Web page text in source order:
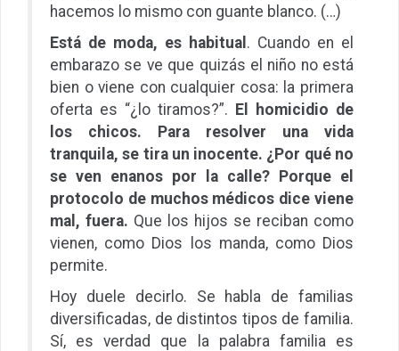
hacemos lo mismo con guante blanco. (…)
Está de moda, es habitual . Cuando en el
embarazo se ve que quizás el niño no está
bien o viene con cualquier cosa: la primera
oferta es “¿lo tiramos?”. El homicidio de
los chicos. Para resolver una vida
tranquila, se tira un inocente. ¿Por qué no
se ven enanos por la calle? Porque el
protocolo de muchos médicos dice viene
mal, fuera. Que los hijos se reciban como
vienen, como Dios los manda, como Dios
permite.
Hoy duele decirlo. Se habla de familias
diversificadas, de distintos tipos de familia.
Sí, es verdad que la palabra familia es